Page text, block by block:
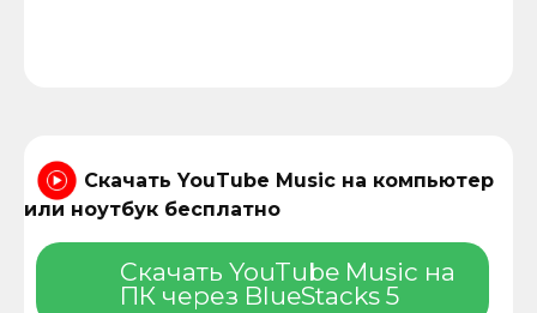
Скачать YouTube Music на компьютер
или ноутбук бесплатно
Скачать YouTube Music на
ПК через BlueStacks 5